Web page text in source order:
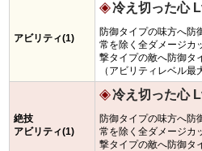
アビリティ(1)
冷え切った心
防御タイプの味方へ防
常を除く全ダメージカ
撃タイプの敵へ防御タ
（アビリティレベル最
絶技
アビリティ(1)
冷え切った心
防御タイプの味方へ防
常を除く全ダメージカ
撃タイプの敵へ防御タ